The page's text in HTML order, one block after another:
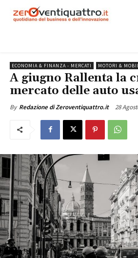
ECONOMIA & FINANZA - MERCATI MOTORI &
A giugno Rallenta la
mercato delle auto
By Redazione di Zeroventiquattro.it 28